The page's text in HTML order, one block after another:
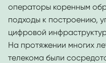
операторы коренным
подходы к построению,
цифровой
На протяжении многих
телекома были